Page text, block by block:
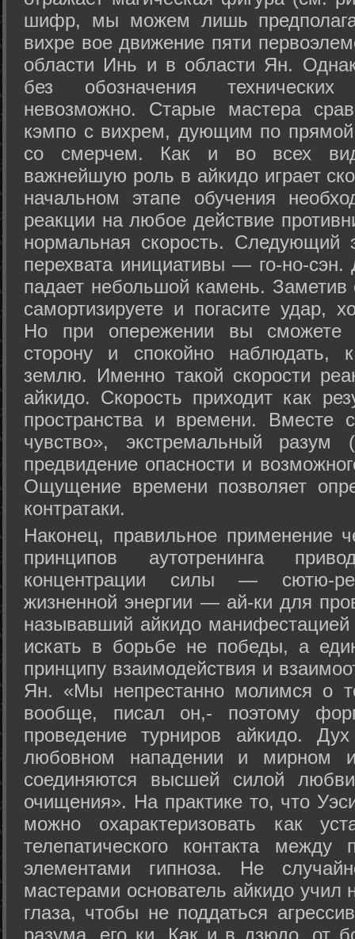
шифр, мы можем лишь
вихре вое движение пяти
области Инь и в области Ян.
без обозначения
невозможно. Старые мастера
кэмпо с вихрем, дующим по
со смерчем. Как и во всех
важнейшую роль в айкидо играет
начальном этапе обучения
реакции на любое действие
нормальная скорость.
перехвата инициативы — го-но-
падает небольшой камень.
самортизируете и погасите удар,
Но при опережении вы сможете
сторону и спокойно наблюдать,
землю. Именно такой скорости
айкидо. Скорость приходит как
пространства и времени. Вместе
чувство», экстремальный разум
предвидение опасности и
Ощущение времени позволяет
контратаки.
Наконец, правильное применение
принципов аутотренинга
концентрации силы — сютю-
жизненной энергии — ай-ки для
называвший айкидо
искать в борьбе не победы, а
принципу взаимодействия и
Ян. «Мы непрестанно молимся о
вообще, писал он,- поэтому
проведение турниров айкидо.
любовном нападении и мирном
соединяются высшей силой
очищения». На практике то, что
можно охарактеризовать как
телепатического контакта между
элементами гипноза. Не
мастерами основатель айкидо учил
глаза, чтобы не поддаться
разума, его ки. Как и в дзюдо, от